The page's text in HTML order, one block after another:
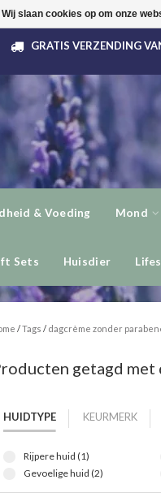
GRATIS VERZENDING
& Voeding Mond
Sets Huisdier
/Tags / dagcrème zonder
getagd met
HUIDTYPE KEURMERK
Rijpere huid (1)
Gevoelige huid (2)
Wij slaan cookies op om onze